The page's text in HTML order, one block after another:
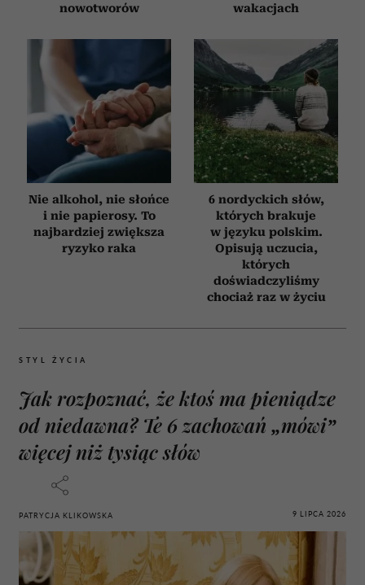
nowotworów
wakacjach
Nie alkohol, nie słońce
i nie papierosy. To
najbardziej zwiększa
ryzyko raka
6 nordyckich słów,
których brakuje
w języku polskim.
Opisują uczucia,
których
doświadczyliśmy
chociaż raz w życiu
STYL ŻYCIA
Jak rozpoznać, że ktoś ma pieniądze
od niedawna? Te 6 zachowań „mówi”
więcej niż tysiąc słów
PATRYCJA KLIKOWSKA 9 LIPCA 2026